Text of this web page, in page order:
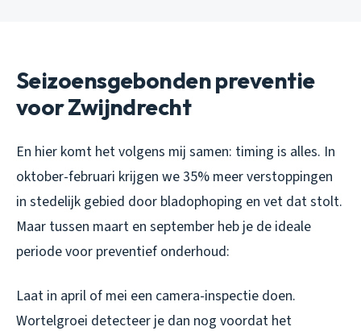
Seizoensgebonden preventie
voor Zwijndrecht
En hier komt het volgens mij samen: timing is alles. In
oktober-februari krijgen we 35% meer verstoppingen
in stedelijk gebied door bladophoping en vet dat stolt.
Maar tussen maart en september heb je de ideale
periode voor preventief onderhoud:
Laat in april of mei een camera-inspectie doen.
Wortelgroei detecteer je dan nog voordat het